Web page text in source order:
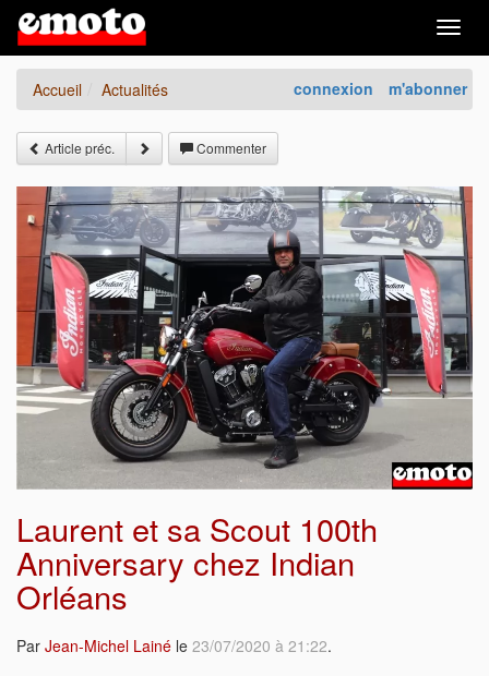
connexion m'abonner
Accueil Actualités
Article préc. Commenter
Laurent et sa Scout 100th
Anniversary chez Indian
Orléans
Par Jean-Michel Lainé le 23/07/2020 à 21:22.